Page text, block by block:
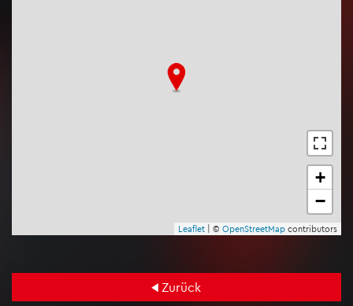
+
−
Leaf­let | © Open­Street­Map con­tri­bu­tors
Zu­rück